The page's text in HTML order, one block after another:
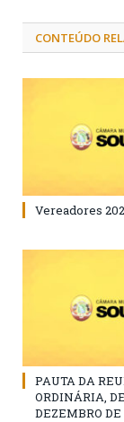
CONTEÚDO
Vereadores
PAUTA DA
ORDINÁRIA, DE
DEZEMBRO DE